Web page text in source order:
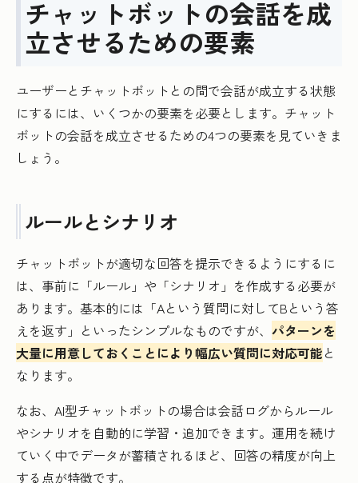
チャットボットの会話を成
立させるための要素
ユーザーとチャットボットとの間で会話が成立する状態
にするには、いくつかの要素を必要とします。チャット
ボットの会話を成立させるための4つの要素を見ていきま
しょう。
ルールとシナリオ
チャットボットが適切な回答を提示できるようにするに
は、事前に「ルール」や「シナリオ」を作成する必要が
あります。基本的には「Aという質問に対してBという答
えを返す」といったシンプルなものですが、 パターンを
大量に用意しておくことにより幅広い質問に対応可能と
なります。
なお、AI型チャットボットの場合は会話ログからルール
やシナリオを自動的に学習・追加できます。運用を続け
ていく中でデータが蓄積されるほど、回答の精度が向上
する点が特徴です。